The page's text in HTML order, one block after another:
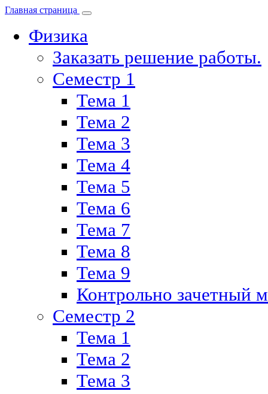
Главная страница
Физика
Заказать решение работы.
Семестр 1
Тема 1
Тема 2
Тема 3
Тема 4
Тема 5
Тема 6
Тема 7
Тема 8
Тема 9
Контрольно зачетный
Семестр 2
Тема 1
Тема 2
Тема 3